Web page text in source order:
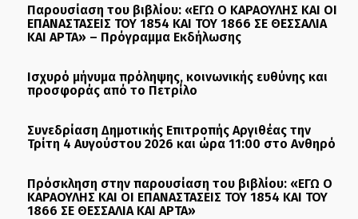
Παρουσίαση του βιβλίου: «ΕΓΩ Ο ΚΑΡΑΟΥΛΗΣ ΚΑΙ ΟΙ
ΕΠΑΝΑΣΤΑΣΕΙΣ ΤΟΥ 1854 ΚΑΙ ΤΟΥ 1866 ΣΕ ΘΕΣΣΑΛΙΑ
ΚΑΙ ΑΡΤΑ» – Πρόγραμμα Εκδήλωσης
Ισχυρό μήνυμα πρόληψης, κοινωνικής ευθύνης και
προσφοράς από το Πετρίλο
Συνεδρίαση Δημοτικής Επιτροπής Αργιθέας την
Τρίτη 4 Αυγούστου 2026 και ώρα 11:00 στο Ανθηρό
Πρόσκληση στην παρουσίαση του βιβλίου: «ΕΓΩ Ο
ΚΑΡΑΟΥΛΗΣ ΚΑΙ ΟΙ ΕΠΑΝΑΣΤΑΣΕΙΣ ΤΟΥ 1854 ΚΑΙ ΤΟΥ
1866 ΣΕ ΘΕΣΣΑΛΙΑ ΚΑΙ ΑΡΤΑ»